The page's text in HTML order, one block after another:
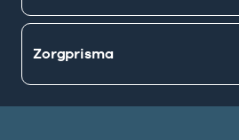
Zorgprisma